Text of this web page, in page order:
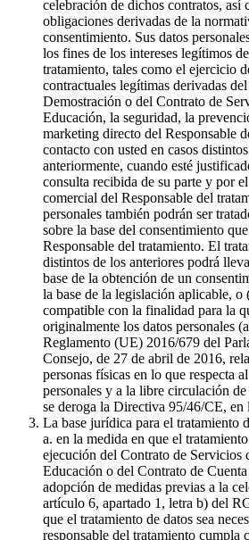
celebración de dichos contratos, así
obligaciones derivadas de la
consentimiento. Sus datos
los fines de los intereses legítimos
tratamiento, tales como el ejercicio
contractuales legítimas derivadas
Demostración o del Contrato de
Educación, la seguridad, la
marketing directo del Responsable
contacto con usted en casos
anteriormente, cuando esté
consulta recibida de su parte y por
comercial del Responsable del
personales también podrán ser
sobre la base del consentimiento
Responsable del tratamiento. El
distintos de los anteriores podrá
base de la obtención de un
la base de la legislación aplicable, o
compatible con la finalidad para la
originalmente los datos personales
Reglamento (UE) 2016/679 del
Consejo, de 27 de abril de 2016,
personas físicas en lo que respecta
personales y a la libre circulación
se deroga la Directiva 95/46/CE,
La base jurídica para el tratamiento
a. en la medida en que el
ejecución del Contrato de Servicios
Educación o del Contrato de
adopción de medidas previas a la
artículo 6, apartado 1, letra b) del
que el tratamiento de datos sea
responsable del tratamiento cumpla